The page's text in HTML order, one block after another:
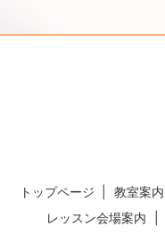
トップページ 教室案内
レッスン会場案内